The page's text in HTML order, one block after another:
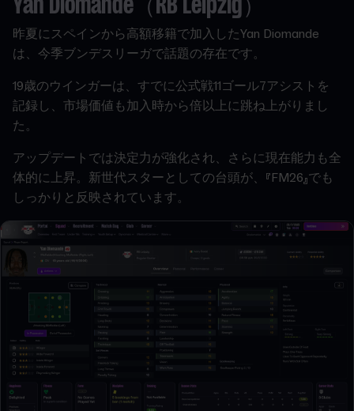
Yan Diomande（RB Leipzig）
昨夏にスペインから高額移籍で加入したYan Diomande
は、今季ブンデスリーガで話題の存在です。
19歳のウインガーは、すでに公式戦11ゴール7アシストを
記録し、市場価値も加入時から倍以上に跳ね上がりまし
た。
アップデートでは決定力が強化され、さらに現在能力も全
体的に上昇。新世代スターとしての台頭が、『FM26』でも
しっかりと反映されています。